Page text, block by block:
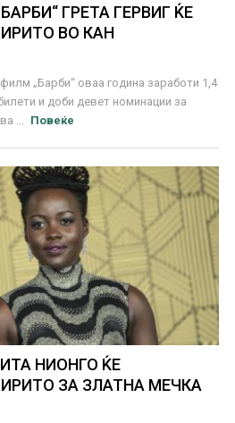
ГРЕТА ГЕРВИГ ЌЕ
ВО КАН
„Барби“ оваа година заработи 1,4
и доби девет номинации за
...
Повеќе
НИОНГО ЌЕ
ЗА ЗЛАТНА МЕЧКА